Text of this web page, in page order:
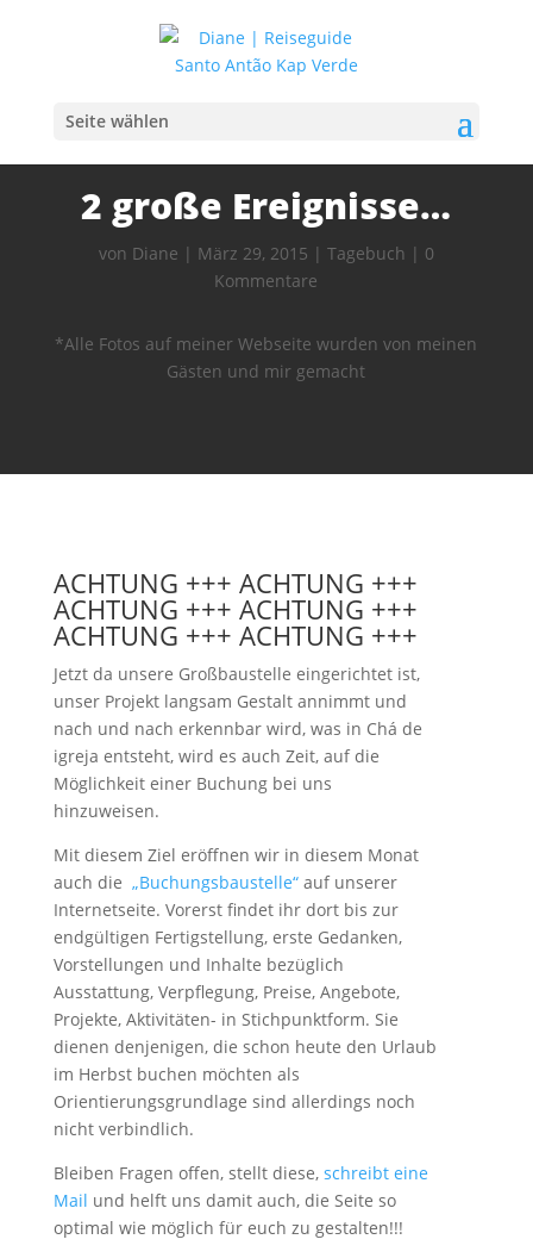
Seite wählen
2 große Ereignisse…
von Diane | März 29, 2015 | Tagebuch | 0
Kommentare
*Alle Fotos auf meiner Webseite wurden von meinen
Gästen und mir gemacht
ACHTUNG +++ ACHTUNG +++
ACHTUNG +++ ACHTUNG +++
ACHTUNG +++ ACHTUNG +++
Jetzt da unsere Großbaustelle eingerichtet ist,
unser Projekt langsam Gestalt annimmt und
nach und nach erkennbar wird, was in Chá de
igreja entsteht, wird es auch Zeit, auf die
Möglichkeit einer Buchung bei uns
hinzuweisen.
Mit diesem Ziel eröffnen wir in diesem Monat
auch die „Buchungsbaustelle“auf unserer
Internetseite. Vorerst findet ihr dort bis zur
endgültigen Fertigstellung, erste Gedanken,
Vorstellungen und Inhalte bezüglich
Ausstattung, Verpflegung, Preise, Angebote,
Projekte, Aktivitäten- in Stichpunktform. Sie
dienen denjenigen, die schon heute den Urlaub
im Herbst buchen möchten als
Orientierungsgrundlage sind allerdings noch
nicht verbindlich.
Bleiben Fragen offen, stellt diese, schreibt eine
Mail und helft uns damit auch, die Seite so
optimal wie möglich für euch zu gestalten!!!